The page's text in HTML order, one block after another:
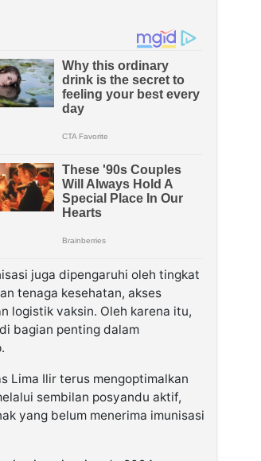
juga dipengaruhi oleh tingkat
tenaga kesehatan, akses
logistik vaksin. Oleh karena itu,
bagian penting dalam
Lima Ilir terus mengoptimalkan
sembilan posyandu aktif,
yang belum menerima imunisasi